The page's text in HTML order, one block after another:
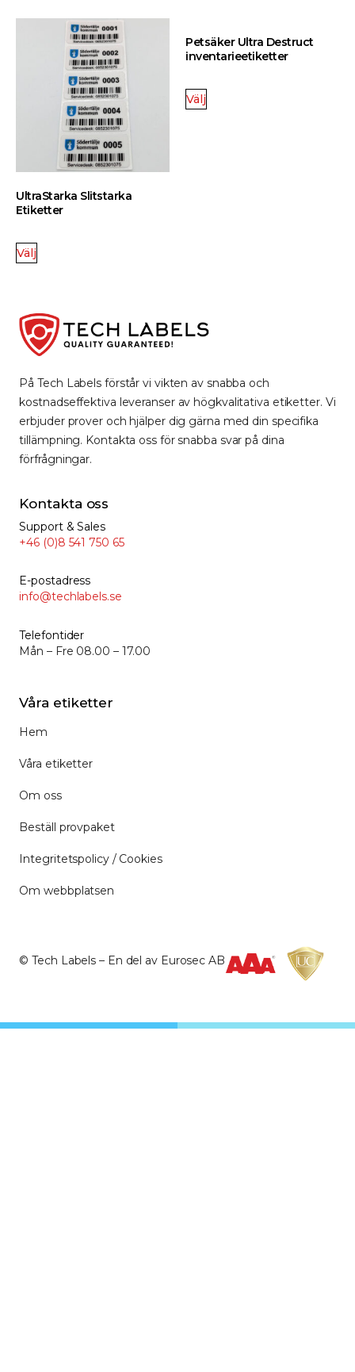
UltraStarka Slitstarka
Etiketter
Välj
Petsäker Ultra Destruct
inventarieetiketter
Välj
På Tech Labels förstår vi vikten av snabba och
kostnadseffektiva leveranser av högkvalitativa etiketter. Vi
erbjuder prover och hjälper dig gärna med din specifika
tillämpning. Kontakta oss för snabba svar på dina
förfrågningar.
Kontakta oss
Support & Sales
+46 (0)8 541 750 65
E-postadress
info@techlabels.se
Telefontider
Mån – Fre 08.00 – 17.00
Våra etiketter
Hem
Våra etiketter
Om oss
Beställ provpaket
Integritetspolicy / Cookies
Om webbplatsen
© Tech Labels – En del av Eurosec AB